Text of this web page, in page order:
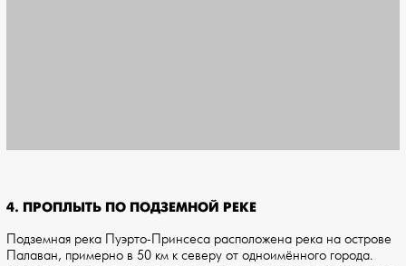
4. ПРОПЛЫТЬ ПО ПОДЗЕМНОЙ РЕКЕ
Подземная река Пуэрто-Принсеса расположена река на острове
Палаван, примерно в 50 км к северу от одноимённого города.